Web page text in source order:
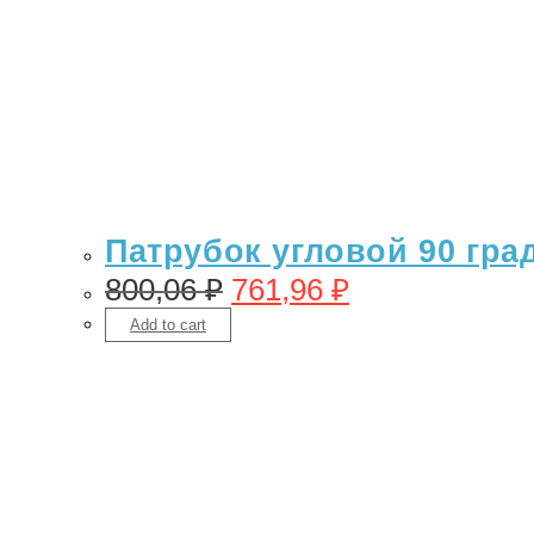
Патрубок угловой 90
800,06₽ 761,96 ₽
Add to cart